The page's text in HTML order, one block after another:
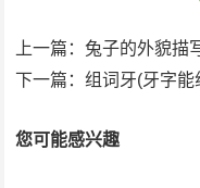
上一篇：兔子的外貌描
下一篇：组词牙(牙字能
您可能感兴趣